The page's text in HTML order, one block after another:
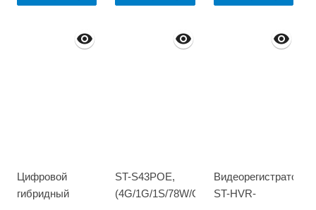
Цифровой
гибридный
ST-S43POE,
(4G/1G/1S/78W/OUT)
Видеорегистратор
ST-HVR-